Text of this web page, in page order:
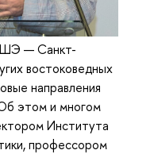
— Санкт-
востоковедных
направления
этом и многом
Института
профессором